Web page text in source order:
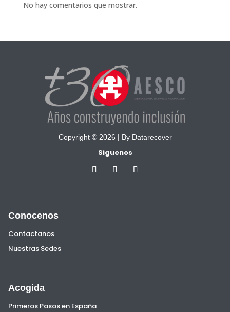
No hay comentarios que mostrar.
Copyright © 2026 | By Datarecover
Siguenos
Conocenos
Contactanos
Nuestras Sedes
Acogida
Primeros Pasos en España